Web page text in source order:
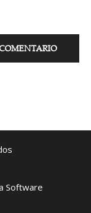
Software